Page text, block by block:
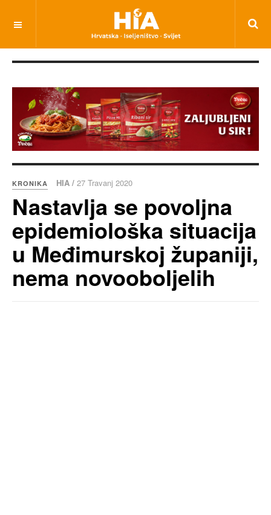
KRONIKA HIA / 27 Travanj 2020
Nastavlja se povoljna
epidemiološka situacija
u Međimurskoj županiji,
nema novooboljelih